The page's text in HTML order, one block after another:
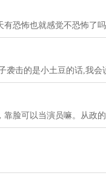
有恐怖也就感觉不恐怖了
袭击的是小土豆的话,我会
脸可以当演员嘛。从政